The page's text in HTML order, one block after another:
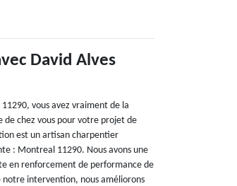
David Alves
vous avez vraiment de la
de chez vous pour votre projet de
est un artisan charpentier
: Montreal 11290. Nous avons une
en renforcement de performance de
intervention, nous améliorons